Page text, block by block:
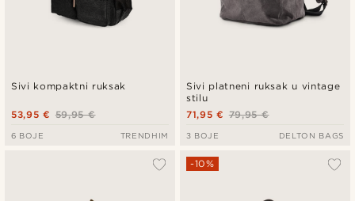
Sivi kompaktni ruksak
59,95 €
53,95 €
6 BOJE TRENDHIM
Sivi platneni ruksak u vintage
stilu
79,95 €
71,95 €
3 BOJE DELTON BAGS
-10%